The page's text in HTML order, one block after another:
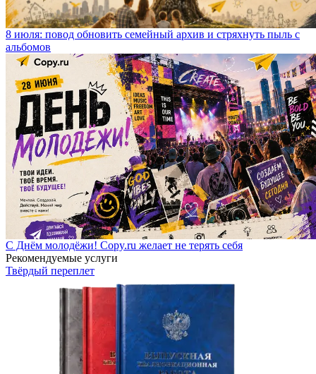
8 июля: повод обновить семейный архив и стряхнуть пыль с
альбомов
С Днём молодёжи! Copy.ru желает не терять себя
Рекомендуемые услуги
Твёрдый переплет